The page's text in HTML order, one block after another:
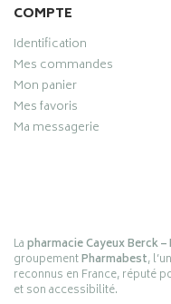
COMPTE
Identification
Mes commandes
Mon panier
Mes favoris
Ma messagerie
Lapharmacie Cayeux Berck
groupementPharmabest,
reconnus en France, réputé
et son accessibilité.